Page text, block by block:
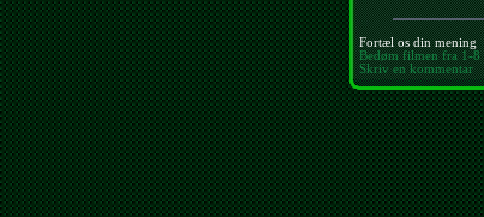
Fortæl os din mening
Bedøm filmen fra 1-8
Skriv en kommentar